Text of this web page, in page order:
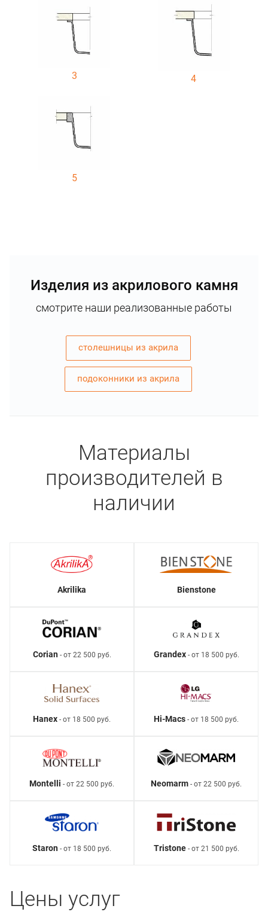
3 4
5
Изделия из акрилового камня
смотрите наши реализованные работы
столешницы из акрила
подоконники из акрила
Материалы
производителей в
наличии
Akrilika Bienstone
Corian- от 22 500 руб. Grandex- от 18 500 руб.
Hanex - от 18 500 руб. Hi-Macs - от 18 500 руб.
Montelli - от 22 500 руб. Neomarm - от 22 500 руб.
Staron - от 18 500 руб. Tristone- от 21 500 руб.
Цены услуг